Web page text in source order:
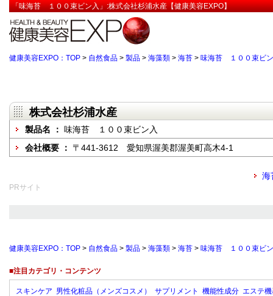
「味海苔 １００束ビン入」:株式会社杉浦水産【健康美容EXPO】
健康美容EXPO：TOP > 自然食品 > 製品 > 海藻類 > 海苔 > 味海苔 １００束ビ
株式会社杉浦水産
製品名 ： 味海苔 １００束ビン入
会社概要 ： 〒441-3612 愛知県渥美郡渥美町高木4-1
海
PRサイト
健康美容EXPO：TOP > 自然食品 > 製品 > 海藻類 > 海苔 > 味海苔 １００束ビ
■注目カテゴリ・コンテンツ
スキンケア 男性化粧品（メンズコスメ） サプリメント 機能性成分 エステ